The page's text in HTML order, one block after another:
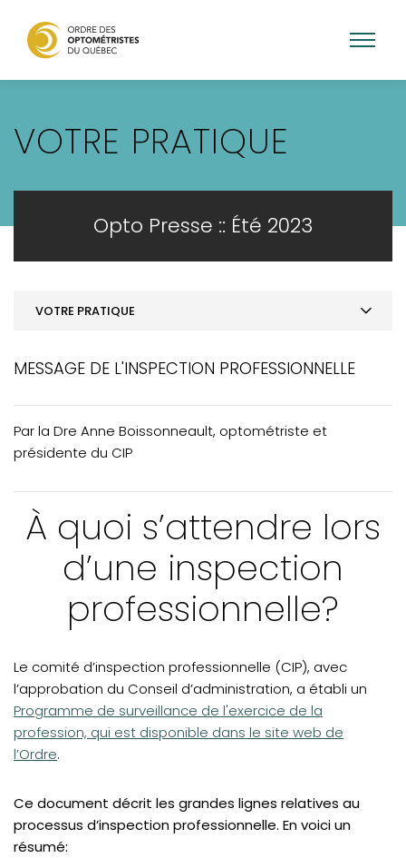
contenu
VOTRE PRATIQUE
Opto Presse :: Été 2023
VOTRE PRATIQUE
ACTUALITÉS
Inspection : à quoi s'attendre
MESSAGE DE L'INSPECTION PROFESSIONNELLE
Par la Dre Anne Boissonneault, optométriste et
présidente du CIP
À quoi s’attendre lors
d’une inspection
professionnelle?
Le comité d’inspection professionnelle (CIP), avec
l’approbation du Conseil d’administration, a établi un
Programme de surveillance de l'exercice de la
profession, qui est disponible dans le site web de
l’Ordre.
Ce document décrit les grandes lignes relatives au
processus d’inspection professionnelle. En voici un
résumé: